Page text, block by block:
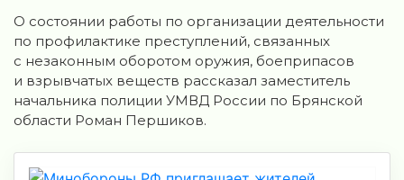
О состоянии работы по организации деятельности
по профилактике преступлений, связанных
с незаконным оборотом оружия, боеприпасов
и взрывчатых веществ рассказал заместитель
начальника полиции УМВД России по Брянской
области Роман Першиков.